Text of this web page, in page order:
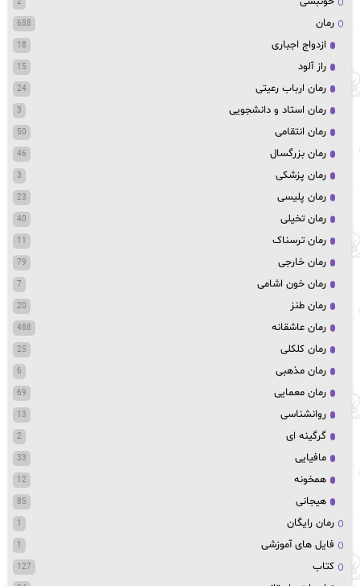
رمان 688
ازدواج اجباری 18
راز آلود 15
رمان ارباب رعیتی 24
رمان استاد و دانشجویی 3
رمان انتقامی 50
رمان بزرگسال 46
رمان پزشکی 3
رمان پلیسی 23
رمان تخیلی 40
رمان ترسناک 11
رمان خارجی 79
رمان خون اشامی 7
رمان طنز 20
رمان عاشقانه 488
رمان کلکلی 25
رمان مذهبی 6
رمان معمایی 69
روانشناسی 13
گرگینه ای 2
مافیایی 33
همخونه 12
هیجانی 85
رمان رایگان 1
فایل های آموزشی 1
کتاب 127